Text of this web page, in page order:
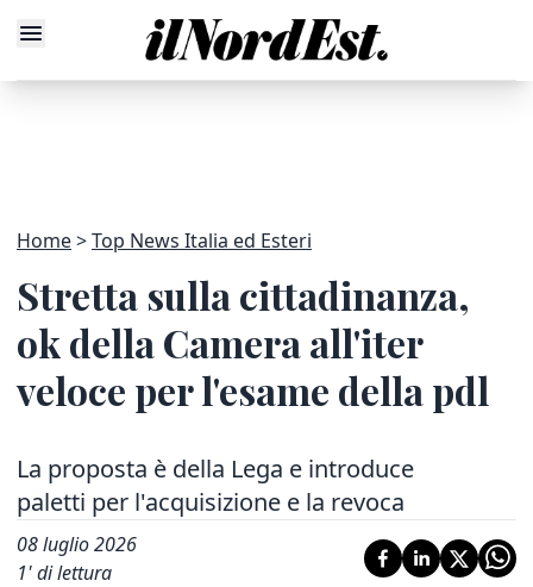
Home Top News Italia ed Esteri
Stretta sulla cittadinanza,
ok della Camera all'iter
veloce per l'esame della pdl
La proposta è della Lega e introduce
paletti per l'acquisizione e la revoca
08 luglio 2026
1' di lettura